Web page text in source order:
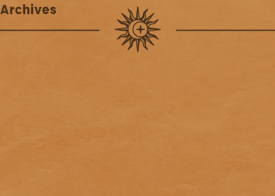
Archives